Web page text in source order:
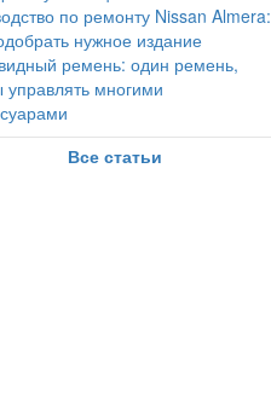
по ремонту Nissan Almera:
нужное издание
ремень: один ремень,
управлять многими
Все статьи